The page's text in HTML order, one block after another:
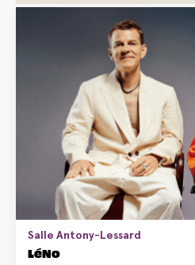
Salle Antony-Lessard
LéNo